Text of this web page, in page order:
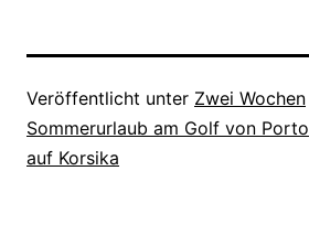
Veröffentlicht unter Zwei Wochen
Sommerurlaub am Golf von Porto
auf Korsika